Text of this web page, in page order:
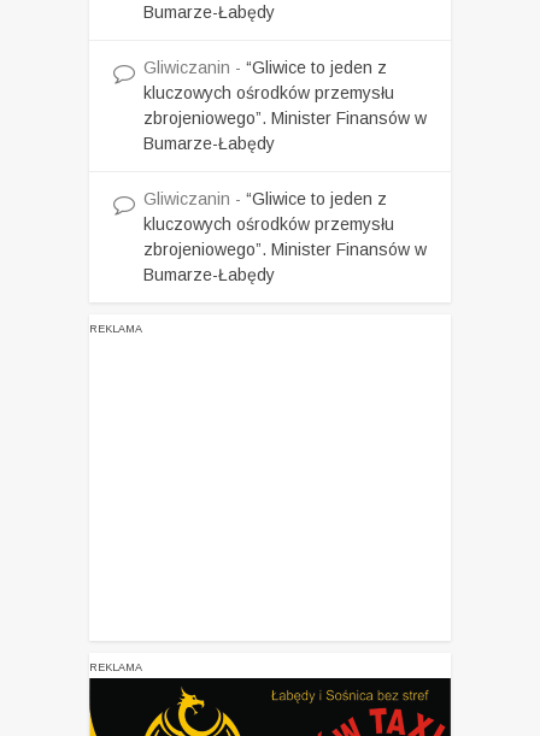
Bumarze-Łabędy
Gliwiczanin - “Gliwice to jeden z
kluczowych ośrodków przemysłu
zbrojeniowego”. Minister Finansów w
Bumarze-Łabędy
Gliwiczanin - “Gliwice to jeden z
kluczowych ośrodków przemysłu
zbrojeniowego”. Minister Finansów w
Bumarze-Łabędy
REKLAMA
REKLAMA